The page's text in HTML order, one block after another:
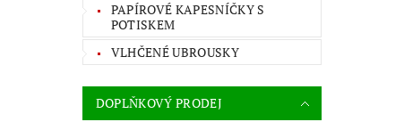
PAPÍROVÉ KAPESNÍČKY S
POTISKEM
VLHČENÉ UBROUSKY
DOPLŇKOVÝ PRODEJ